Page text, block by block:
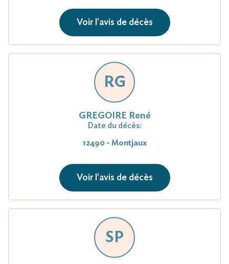
Voir l'avis de décès
RG
GREGOIRE René
Date du décès:
12490 - Montjaux
Voir l'avis de décès
SP